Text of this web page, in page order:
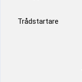
Trådstartare